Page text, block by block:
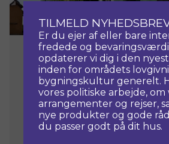
22. december,
GENBYG.DK
Genbyg.dk har
genbrugsbyggematerialer
vinduer, el og dørgreb,
TILMELD
Er du ejer af eller bare
fredede og
opdaterer vi dig i den
inden for områdets
bygningskultur generelt.
vores politiske arbejde, om
arrangementer og rejser,
nye produkter og gode
du passer godt på dit hus.